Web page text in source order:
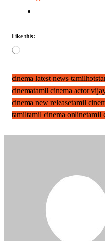
Like this:
Loading…
cinema latest news tamil
cinematamil cinema actor
cinema new releasetamil
tamiltamil cinema onlinetamil